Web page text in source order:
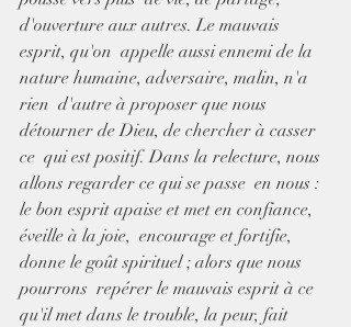
d'ouverture aux autres. Le mauvais
esprit, qu'on  appelle aussi ennemi de la
nature humaine, adversaire, malin, n'a
rien  d'autre à proposer que nous
détourner de Dieu, de chercher à casser
ce  qui est positif. Dans la relecture, nous
allons regarder ce qui se passe  en nous :
le bon esprit apaise et met en confiance,
éveille à la joie,  encourage et fortifie,
donne le goût spirituel ; alors que nous
pourrons  repérer le mauvais esprit à ce
qu'il met dans le trouble, la peur, fait